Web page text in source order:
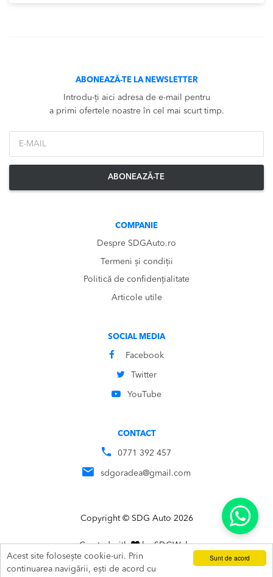
Sunt de acord
Acest site folosește cookie-uri. Prin
continuarea navigării, ești de acord cu
ABONEAZĂ-TE LA NEWSLETTER
Introdu-ți aici adresa de e-mail pentru
a primi ofertele noastre în cel mai scurt timp.
ABONEAZĂ-TE
COMPANIE
Despre SDGAuto.ro
Termeni și condiții
Politică de confidențialitate
Articole utile
SOCIAL MEDIA
Facebook
Twitter
YouTube
CONTACT
0771 392 457
sdgoradea@gmail.com
Copyright © SDG Auto 2026
Created with bySDGWebs
ADAUGĂ ÎN COȘ